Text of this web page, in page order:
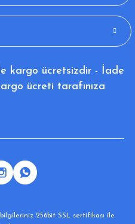
kargo ücretsizdir - İade
ücreti tarafınıza
256bit SSL sertifikası ile